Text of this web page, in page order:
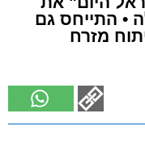
• התייחס גם
מזרח